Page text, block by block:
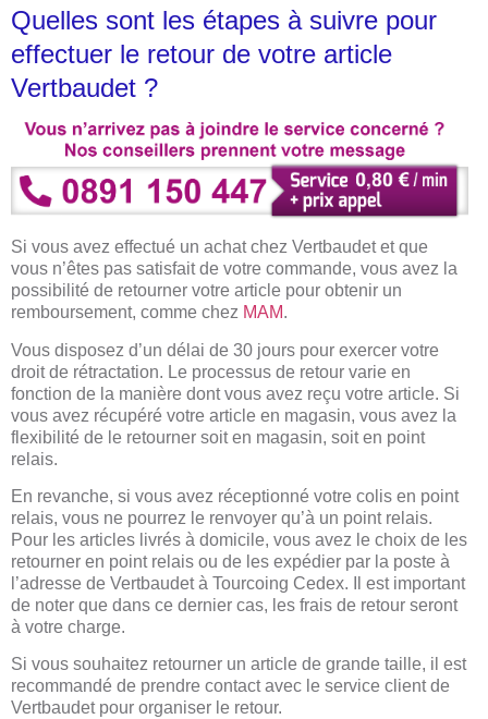
Quelles sont les étapes à suivre pour
effectuer le retour de votre article
Vertbaudet ?
Si vous avez effectué un achat chez Vertbaudet et que
vous n’êtes pas satisfait de votre commande, vous avez la
possibilité de retourner votre article pour obtenir un
remboursement, comme chez MAM.
Vous disposez d’un délai de 30 jours pour exercer votre
droit de rétractation. Le processus de retour varie en
fonction de la manière dont vous avez reçu votre article. Si
vous avez récupéré votre article en magasin, vous avez la
flexibilité de le retourner soit en magasin, soit en point
relais.
En revanche, si vous avez réceptionné votre colis en point
relais, vous ne pourrez le renvoyer qu’à un point relais.
Pour les articles livrés à domicile, vous avez le choix de les
retourner en point relais ou de les expédier par la poste à
l’adresse de Vertbaudet à Tourcoing Cedex. Il est important
de noter que dans ce dernier cas, les frais de retour seront
à votre charge.
Si vous souhaitez retourner un article de grande taille, il est
recommandé de prendre contact avec le service client de
Vertbaudet pour organiser le retour.